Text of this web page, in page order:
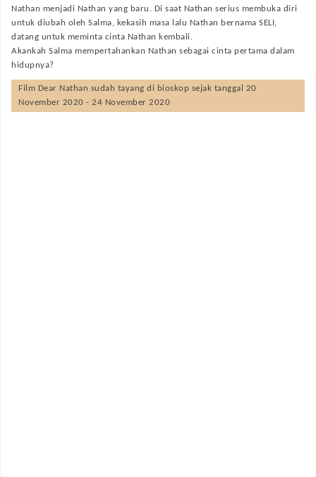
Nathan menjadi Nathan yang baru. Di saat Nathan serius membuka diri
untuk diubah oleh Salma, kekasih masa lalu Nathan bernama SELI,
datang untuk meminta cinta Nathan kembali.
Akankah Salma mempertahankan Nathan sebagai cinta pertama dalam
hidupnya?
Film Dear Nathan sudah tayang di bioskop sejak tanggal 20
November 2020 - 24 November 2020